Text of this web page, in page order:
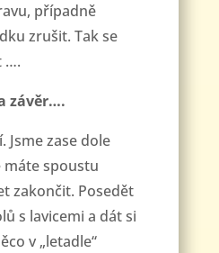
případně
zrušit. Tak se
….
závěr….
Jsme zase dole
máte spoustu
zakončit. Posedět
s lavicemi a dát si
v „letadle“